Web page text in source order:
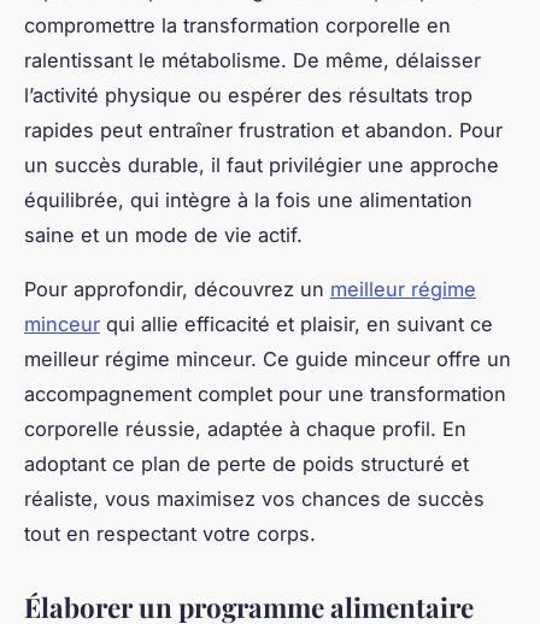
du poisson ou de la volaille, et des dîners légers
centrés sur des salades garnies et des
légumineuses.
Gérer les envies reste un défi majeur. Mieux vaut
anticiper en intégrant des collations saines, comme
des noix ou un yaourt nature, qui préviennent les
fringales tout en contribuant à une bonne satiété.
Maintenir la motivation passe aussi par la
diversification des repas et une approche flexible,
qui évite la frustration. En respectant ces principes,
un programme alimentaire minceur devient un
véritable allié durable pour la santé et le bien-être.
Pour approfondir votre démarche, n’hésitez pas à
consulter un meilleur régime minceur, reconnu pour
son programme complet et transformant.
Intégrer une routine d’exercice efficace